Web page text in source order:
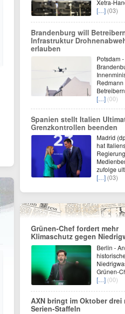
Xetra-
[…] (03)
Brandenburg will
Infrastruktur
erlauben
Potsdam -
[…] (00)
Spanien stellt Italien
Grenzkontrollen beenden
Madrid
hat
Regierung
zufolge
[…] (03)
Grünen-Chef fordert mehr
Klimaschutz gegen
Berlin -
Grünen-
[…] (00)
AXN bringt im Oktober drei
Serien-Staffeln